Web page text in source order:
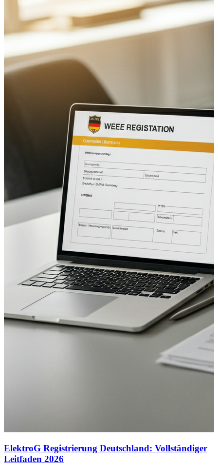
ElektroG Registrierung Deutschland: Vollständiger
Leitfaden 2026